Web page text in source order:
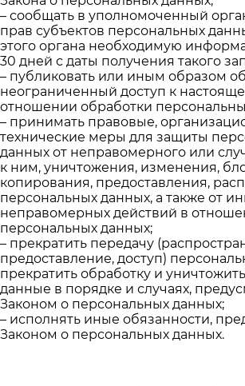
– сообщать в уполномоченный
прав субъектов персональных
этого органа необходимую
30 дней с даты получения такого
– публиковать или иным образом
неограниченный доступ к
отношении обработки
– принимать правовые,
технические меры для защиты
данных от неправомерного или
к ним, уничтожения, изменения,
копирования, предоставления,
персональных данных, а также от
неправомерных действий в
персональных данных;
– прекратить передачу
предоставление, доступ)
прекратить обработку и
данные в порядке и случаях,
Законом о персональных данных;
– исполнять иные обязанности,
Законом о персональных данных.